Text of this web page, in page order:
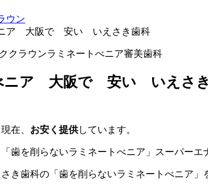
ウン
ニア 大阪で 安い いえさき歯科
クラウンラミネートべニア審美歯科
ニア 大阪で 安い いえさ
在、 お安く提供しています。
歯を削らないラミネートべニア」スーパー
き歯科の「歯を削らないラミネートべニア